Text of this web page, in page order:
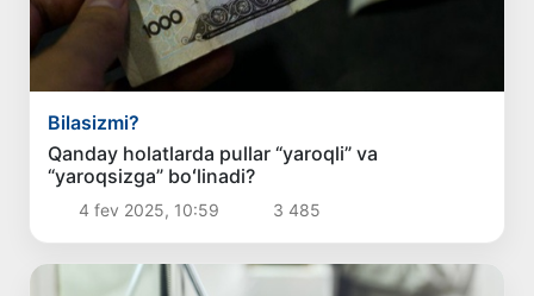
Bilasizmi?
Qanday holatlarda pullar “yaroqli” va
“yaroqsizga” boʻlinadi?
4 fev 2025, 10:59 3 485